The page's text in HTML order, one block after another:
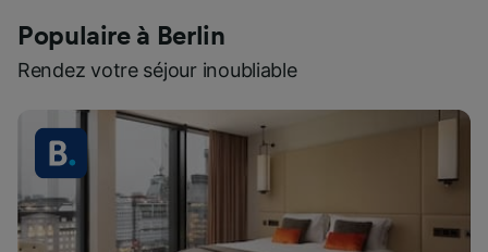
Populaire à Berlin
Rendez votre séjour inoubliable